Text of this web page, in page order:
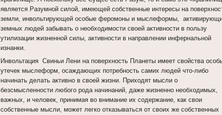
является Разумной силой, имеющей собственные интересы на
земли, инвольтирующей особые феромоны и мыслеформы,
земных людей забывать о необходимости своей активности в пользу
утилизации жизненной силы, активности в направлении инфернальной
изнанки.
Инвольтация Свиньи Лени на поверхность Планеты имеет свойства
утечек мыслеформ, осаждающих потребность самих людей что-либо
начинать делать активно в своей жизни. Приходят мысли о
безсмысленности любого рода начинаний, даже жизненно необходимых,
важных, и человек, принимая во внимание их содержание, как свои
собственные мысли, может легко отказываться от своих же собственных